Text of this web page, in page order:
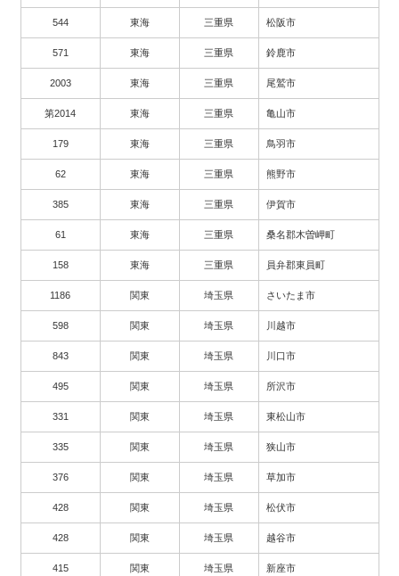
544 東海 三重県 松阪市
571 東海 三重県 鈴鹿市
2003 東海 三重県 尾鷲市
第2014 東海 三重県 亀山市
179 東海 三重県 鳥羽市
62 東海 三重県 熊野市
385 東海 三重県 伊賀市
61 東海 三重県 桑名郡木曽岬町
158 東海 三重県 員弁郡東員町
1186 関東 埼玉県 さいたま市
598 関東 埼玉県 川越市
843 関東 埼玉県 川口市
495 関東 埼玉県 所沢市
331 関東 埼玉県 東松山市
335 関東 埼玉県 狭山市
376 関東 埼玉県 草加市
428 関東 埼玉県 松伏市
428 関東 埼玉県 越谷市
415 関東 埼玉県 新座市